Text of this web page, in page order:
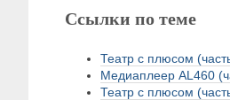
Ссылки по теме
Театр с плюсом
Медиаплеер AL460
Театр с плюсом